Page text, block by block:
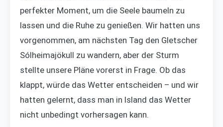
perfekter Moment, um die Seele baumeln zu
lassen und die Ruhe zu genießen. Wir hatten uns
vorgenommen, am nächsten Tag den Gletscher
Sólheimajökull zu wandern, aber der Sturm
stellte unsere Pläne vorerst in Frage. Ob das
klappt, würde das Wetter entscheiden – und wir
hatten gelernt, dass man in Island das Wetter
nicht unbedingt vorhersagen kann.